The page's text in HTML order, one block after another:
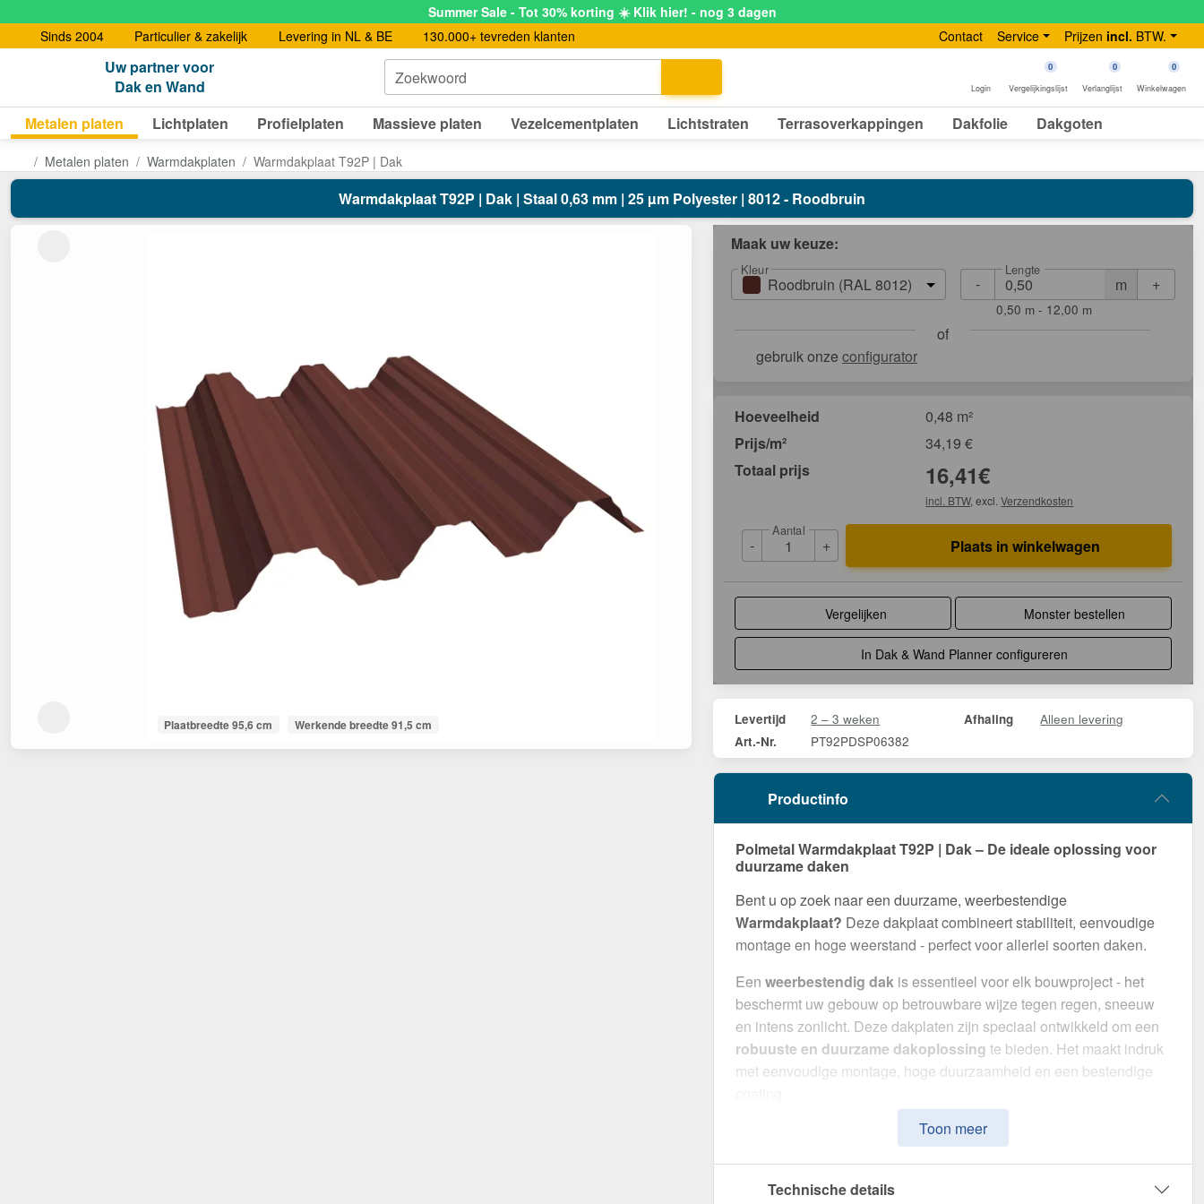
Summer Sale - Tot 30% korting ☀️ Klik hier! - nog 3 dagen
Sinds 2004
Particulier & zakelijk Levering in NL & BE 130.000+ tevreden klanten Contact Service Prijzen incl. BTW.
Uw partner voor
Dak en Wand
Zoekwoord
Login
0
Vergelijkingslijst
0
Verlanglijst
0
Winkelwagen
Metalen platen Lichtplaten Profielplaten Massieve platen Vezelcementplaten Lichtstraten Terrasoverkappingen Dakfolie Dakgoten
Metalen platen Warmdakplaten Warmdakplaat T92P | Dak
Warmdakplaat T92P | Dak | Staal 0,63 mm | 25 µm Polyester | 8012 - Roodbruin
Plaatbreedte 95,6 cm Werkende breedte 91,5 cm
Maak uw keuze:
Kleur
Roodbruin (RAL 8012) - m
Lengte
+
0,50 m - 12,00 m
of
gebruik onze configurator
Hoeveelheid
0,48 m²
Prijs/m²
34,19 €
Totaal prijs
16,41€
incl. BTW, excl.Verzendkosten
-
Aantal
+ Plaats in winkelwagen
Vergelijken Monster bestellen
In Dak & Wand Planner configureren
Levertijd 2 – 3 weken Afhaling Alleen levering
Art.-Nr. PT92PDSP06382
Productinfo
Polmetal Warmdakplaat T92P | Dak – De ideale oplossing voor
duurzame daken
Bent u op zoek naar een duurzame, weerbestendige
Warmdakplaat? Deze dakplaat combineert stabiliteit, eenvoudige
montage en hoge weerstand - perfect voor allerlei soorten daken.
Een weerbestendig dak is essentieel voor elk bouwproject - het
beschermt uw gebouw op betrouwbare wijze tegen regen, sneeuw
en intens zonlicht. Deze dakplaten zijn speciaal ontwikkeld om een
robuuste en duurzame dakoplossing te bieden. Het maakt indruk
met eenvoudige montage, hoge duurzaamheid en een bestendige
materiaaldikte van 0,63 mm
een robuuste dakoplossing. Deplaatbreedte van 95,6 cm
efficiënte montage mogelijk. Dankzij de
in
Toon meer
Technische details